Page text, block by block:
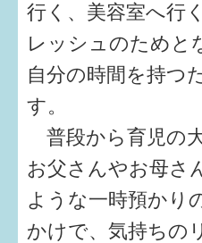
行く、美容室へ行
レッシュのためと
自分の時間を持つ
す。
普段から育児の
お父さんやお母さ
ような一時預かり
かけで、気持ちの